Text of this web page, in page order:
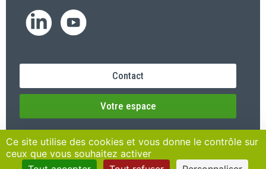
Contact
Votre espace
Ce site utilise des cookies et vous donne le contrôle sur
ceux que vous souhaitez activer